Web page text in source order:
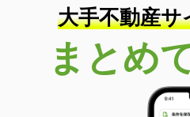
大手不動産サ
まとめ